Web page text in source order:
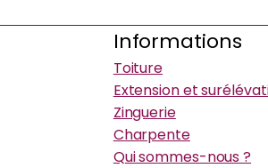
Informations
Toiture
Extension et
Zinguerie
Charpente
Qui sommes-nous ?